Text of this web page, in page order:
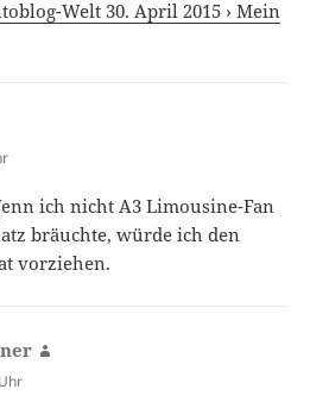
Welt 30. April 2015 › Mein
ich nicht A3 Limousine-Fan
bräuchte, würde ich den
vorziehen.